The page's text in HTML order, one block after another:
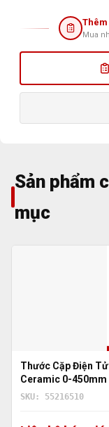
Mua
Sản phẩm
mục
Thước Cặp Điện
Ceramic 0-450mm
SKU: 55216510